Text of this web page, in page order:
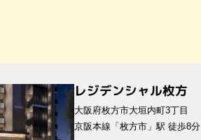
レジデンシャル枚方
大阪府枚方市大垣内町3丁目
京阪本線「枚方市」駅 徒歩8分